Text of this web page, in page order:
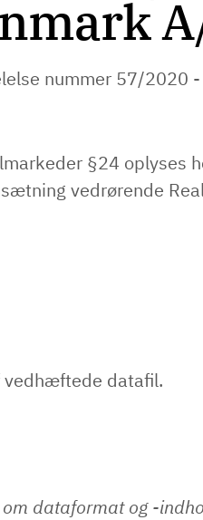
nummer 57/2020
§24 oplyses
vedrørende
vedhæftede datafil.
dataformat og -